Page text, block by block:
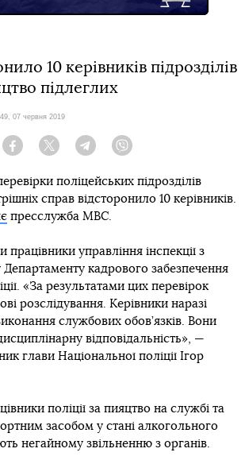
10 керівників підрозділів
підлеглих
07 червня 2019
Facebook Twitter Telegram
поліцейських підрозділів
справ відсторонило 10 керівників.
пресслужба МВС.
працівники управління інспекції з
кадрового забезпечення
«За результатами цих перевірок
розслідування. Керівники наразі
службових обов’язків. Вони
відповідальність», —
глави Національної поліції Ігор
поліції за пияцтво на службі та
засобом у стані алкогольного
негайному звільненню з органів.